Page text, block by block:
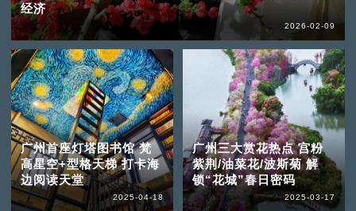
经济
2026-02-09
广州首座灯塔图书馆 梵
高星空+型格天梯 打卡海
边阅读天堂
2025-04-18
广州三大赏花热点 宫粉
紫荆/油菜花/波斯菊 解
锁“花城”春日密码
2025-03-17